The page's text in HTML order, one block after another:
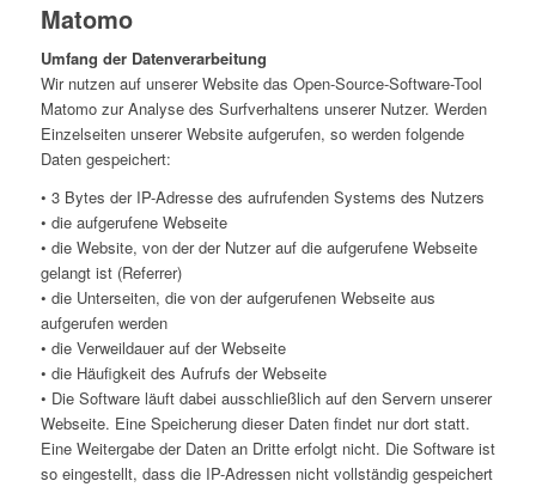
Matomo
Umfang der Datenverarbeitung
Wir nutzen auf unserer Website das Open-Source-Software-Tool
Matomo zur Analyse des Surfverhaltens unserer Nutzer. Werden
Einzelseiten unserer Website aufgerufen, so werden folgende
Daten gespeichert:
• 3 Bytes der IP-Adresse des aufrufenden Systems des Nutzers
• die aufgerufene Webseite
• die Website, von der der Nutzer auf die aufgerufene Webseite
gelangt ist (Referrer)
• die Unterseiten, die von der aufgerufenen Webseite aus
aufgerufen werden
• die Verweildauer auf der Webseite
• die Häufigkeit des Aufrufs der Webseite
• Die Software läuft dabei ausschließlich auf den Servern unserer
Webseite. Eine Speicherung dieser Daten findet nur dort statt.
Eine Weitergabe der Daten an Dritte erfolgt nicht. Die Software ist
so eingestellt, dass die IP-Adressen nicht vollständig gespeichert